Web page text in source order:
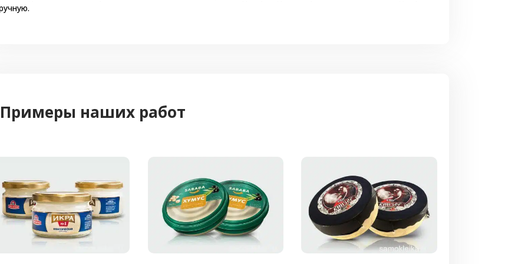
Металлизированная самоклеящаяся бумага — имеет серебристую или золотистую поверхность и
Цифровая печать. Применяется для контрэтикеток из бумаги и пленки маленьким тиражом в рулонах
Флексографическая печать. Рулонная печать больших тиражей с высокой производительностью и
низкой ценой.
Контрэтикетки наклеиваются вручную или автоматическим аппликатором. При ручной наклейке этикеток
выбирают продукцию на листах или в нарезке, и используют для небольших партий. А автоматический
аппликатор может работать только с рулонными этикетками, обеспечивает высокую скорость
Примеры наших работ